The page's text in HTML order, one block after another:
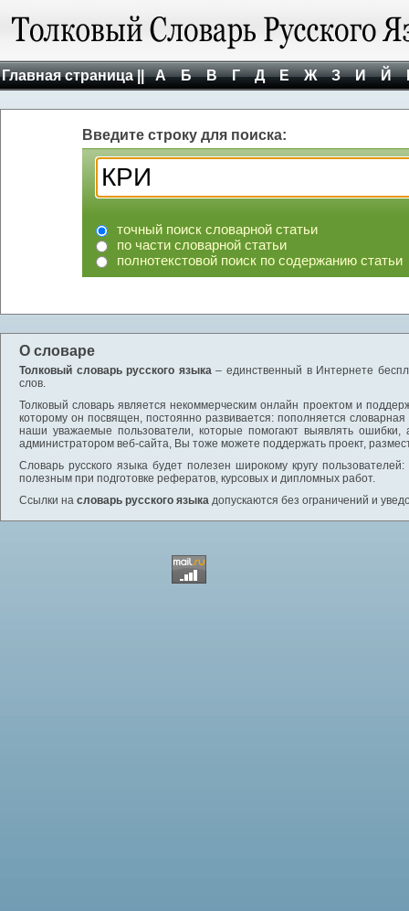
Главная страница || А Б В Г Д Е Ж З И Й
Введите строку для поиска:
точный поиск словарной статьи
по части словарной статьи
полнотекстовой поиск по содержанию статьи
О словаре
Толковый словарь русского языка– единственный в Интернете
слов.
Толковый словарь является некоммерческим онлайн проектом и
которому он посвящен, постоянно развивается: пополняется
наши уважаемые пользователи, которые помогают выявлять
администратором веб-сайта, Вы тоже можете поддержать проект,
Словарь русского языка будет полезен широкому кругу
полезным при подготовке рефератов, курсовых и дипломных работ.
Ссылки на словарь русского языка допускаются без ограничений и